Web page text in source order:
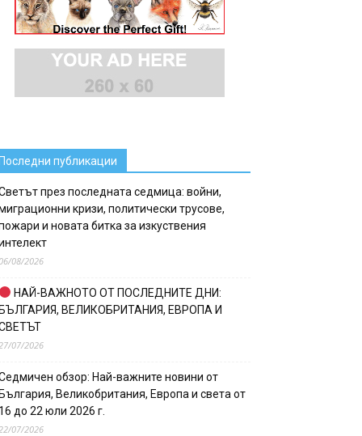
публикации
през последната седмица: войни,
кризи, политически трусове,
и новата битка за изкуствения
08/2026
НАЙ-ВАЖНОТО ОТ ПОСЛЕДНИТЕ ДНИ:
ВЕЛИКОБРИТАНИЯ, ЕВРОПА И
07/2026
обзор: Най-важните новини от
Великобритания, Европа и света от
до 22 юли 2026 г.
07/2026